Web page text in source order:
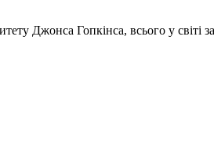
Джонса Гопкінса, всього у світі